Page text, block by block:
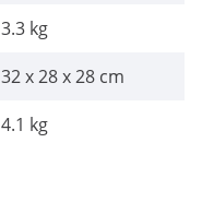
3.3 kg
32 x 28 x 28 cm
4.1 kg